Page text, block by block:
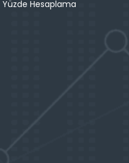
Yüzde Hesaplama